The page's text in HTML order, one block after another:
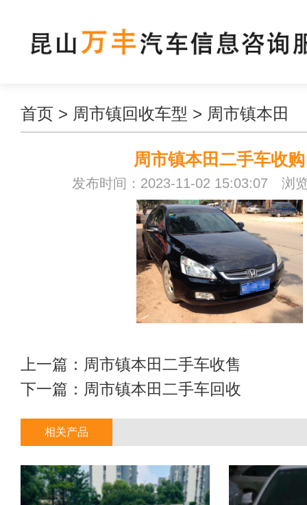
首页 > 周市镇回收车型 > 周市镇本田
周市镇本田二手车收购
发布时间：2023-11-02 15:03:07 浏
上一篇： 周市镇本田二手车收售
下一篇： 周市镇本田二手车回收
相关产品